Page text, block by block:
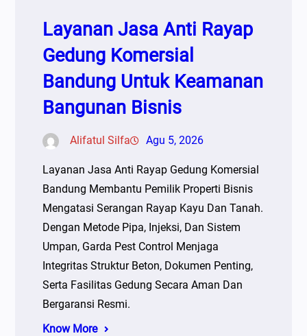
Layanan Jasa Anti Rayap
Gedung Komersial
Bandung Untuk Keamanan
Bangunan Bisnis
Alifatul Silfa Agu 5, 2026
Layanan Jasa Anti Rayap Gedung Komersial
Bandung Membantu Pemilik Properti Bisnis
Mengatasi Serangan Rayap Kayu Dan Tanah.
Dengan Metode Pipa, Injeksi, Dan Sistem
Umpan, Garda Pest Control Menjaga
Integritas Struktur Beton, Dokumen Penting,
Serta Fasilitas Gedung Secara Aman Dan
Bergaransi Resmi.
Know More